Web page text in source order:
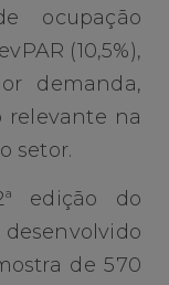
ocupação
(10,5%),
demanda,
relevante na
setor.
edição do
de 570